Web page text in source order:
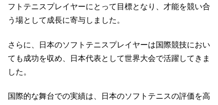
フトテニスプレイヤーにとって目標となり、才能を競い合
う場として成長に寄与しました。
さらに、日本のソフトテニスプレイヤーは国際競技におい
ても成功を収め、日本代表として世界大会で活躍してきま
した。
国際的な舞台での実績は、日本のソフトテニスの評価を高